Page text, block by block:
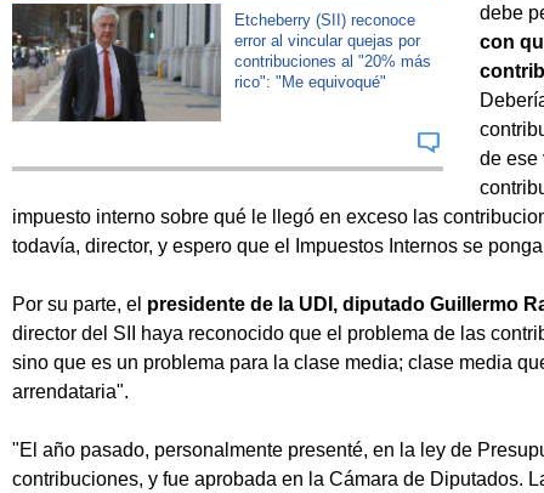
Etcheberry (SII) reconoce
error al vincular quejas por
contribuciones al "20% más
rico": "Me equivoqué"
debe
con
de ese
impuesto interno sobre qué le llegó en exceso las
todavía, director, y espero que el Impuestos Internos se
Por su parte, el presidente de la UDI, diputado Guillermo
director del SII haya reconocido que el problema de las
sino que es un problema para la clase media; clase media
arrendataria".
"El año pasado, personalmente presenté, en la ley de
contribuciones, y fue aprobada en la Cámara de Diputados.